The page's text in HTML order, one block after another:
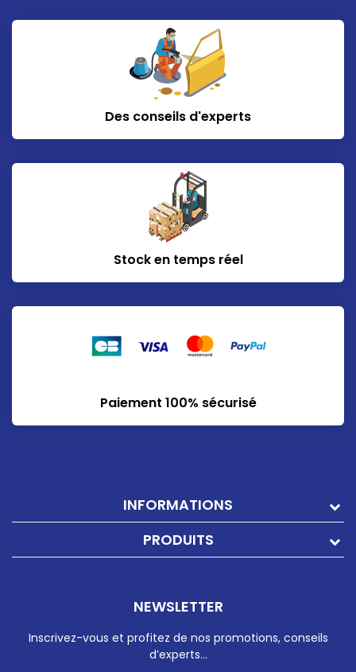
Des conseils d'experts
Stock en temps réel
Paiement 100% sécurisé
INFORMATIONS
PRODUITS
NEWSLETTER
Inscrivez-vous et profitez de nos promotions, conseils
d’experts…